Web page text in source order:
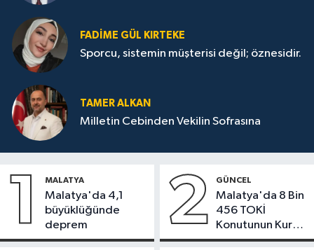
FADIME GÜL KIRTEKE
Sporcu, sistemin müşterisi değil; öznesidir.
TAMER ALKAN
Milletin Cebinden Vekilin Sofrasına
1 MALATYA
Malatya'da 4,1
büyüklüğünde
deprem
2 GÜNCEL
Malatya'da 8 Bin
456 TOKİ
Konutunun Kurası
Bugün Çekiliyor